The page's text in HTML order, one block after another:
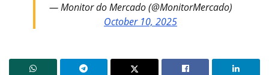
— Monitor do Mercado (@MonitorMercado)
October 10, 2025